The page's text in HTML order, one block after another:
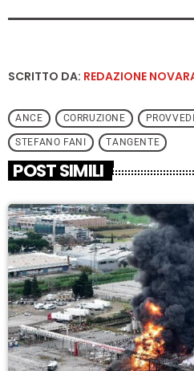
SCRITTO DA: REDAZIONE
ANCE CORRUZIONE
STEFANO FANI TANGENTE
POST SIMILI